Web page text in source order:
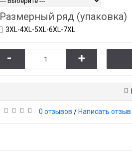
Размерный ряд (упаковка)
3XL-4XL-5XL-6XL-7XL
- +
0 отзывов / Написать отзыв